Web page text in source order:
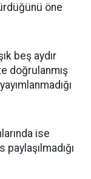
öne
beş aydır
doğrulanmış
ise